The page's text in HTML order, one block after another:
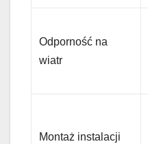
Odporność na
wiatr
Montaż instalacji